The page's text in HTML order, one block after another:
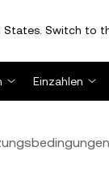
States. Switch to
Einzahlen